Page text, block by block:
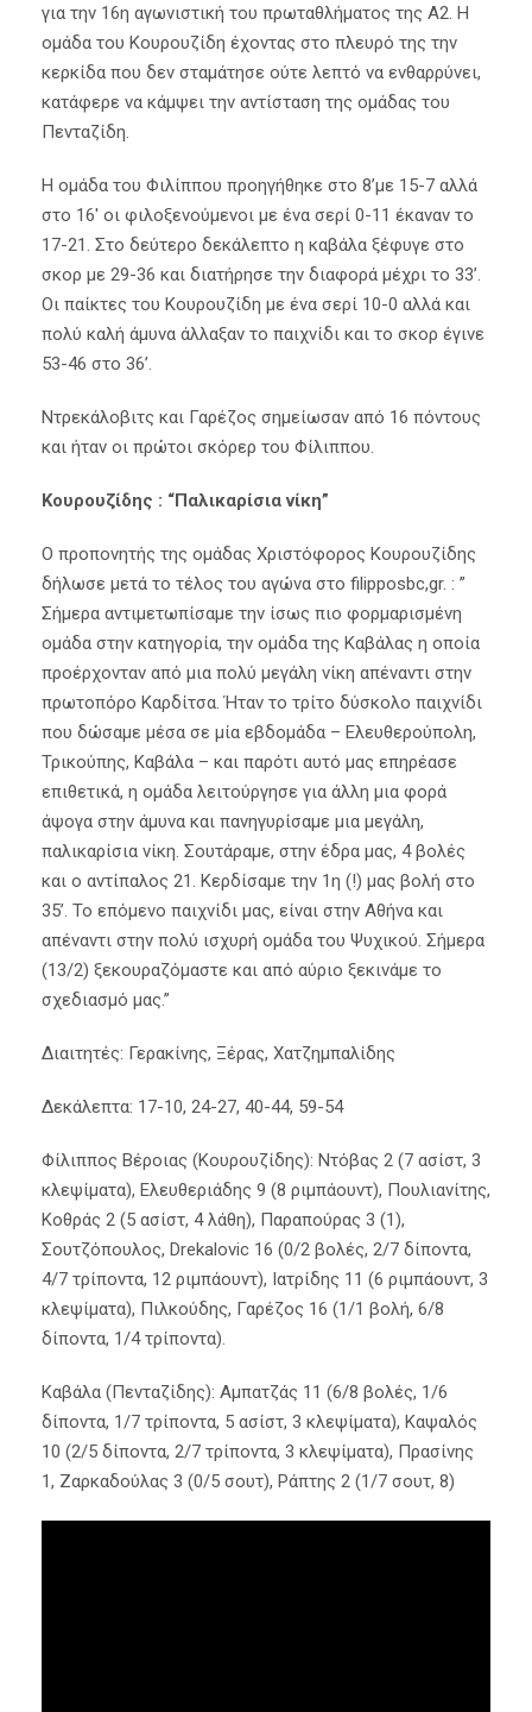
για την 16η αγωνιστική του πρωταθλήματος της Α2. Η
ομάδα του Κουρουζίδη έχοντας στο πλευρό της την
κερκίδα που δεν σταμάτησε ούτε λεπτό να ενθαρρύνει,
κατάφερε να κάμψει την αντίσταση της ομάδας του
Πενταζίδη.
Η ομάδα του Φιλίππου προηγήθηκε στο 8’με 15-7 αλλά
στο 16′ οι φιλοξενούμενοι με ένα σερί 0-11 έκαναν το
17-21. Στο δεύτερο δεκάλεπτο η καβάλα ξέφυγε στο
σκορ με 29-36 και διατήρησε την διαφορά μέχρι το 33’.
Οι παίκτες του Κουρουζίδη με ένα σερί 10-0 αλλά και
πολύ καλή άμυνα άλλαξαν το παιχνίδι και το σκορ έγινε
53-46 στο 36’.
Ντρεκάλοβιτς και Γαρέζος σημείωσαν από 16 πόντους
και ήταν οι πρώτοι σκόρερ του Φίλιππου.
Κουρουζίδης : “Παλικαρίσια νίκη”
Ο προπονητής της ομάδας Χριστόφορος Κουρουζίδης
δήλωσε μετά το τέλος του αγώνα στο filipposbc,gr. : ”
Σήμερα αντιμετωπίσαμε την ίσως πιο φορμαρισμένη
ομάδα στην κατηγορία, την ομάδα της Καβάλας η οποία
προέρχονταν από μια πολύ μεγάλη νίκη απέναντι στην
πρωτοπόρο Καρδίτσα. Ήταν το τρίτο δύσκολο παιχνίδι
που δώσαμε μέσα σε μία εβδομάδα – Ελευθερούπολη,
Τρικούπης, Καβάλα – και παρότι αυτό μας επηρέασε
επιθετικά, η ομάδα λειτούργησε για άλλη μια φορά
άψογα στην άμυνα και πανηγυρίσαμε μια μεγάλη,
παλικαρίσια νίκη. Σουτάραμε, στην έδρα μας, 4 βολές
και ο αντίπαλος 21. Κερδίσαμε την 1η (!) μας βολή στο
35’. Το επόμενο παιχνίδι μας, είναι στην Αθήνα και
απέναντι στην πολύ ισχυρή ομάδα του Ψυχικού. Σήμερα
(13/2) ξεκουραζόμαστε και από αύριο ξεκινάμε το
σχεδιασμό μας.”
Διαιτητές: Γερακίνης, Ξέρας, Χατζημπαλίδης
Δεκάλεπτα: 17-10, 24-27, 40-44, 59-54
Φίλιππος Βέροιας (Κουρουζίδης): Ντόβας 2 (7 ασίστ, 3
κλεψίματα), Ελευθεριάδης 9 (8 ριμπάουντ), Πουλιανίτης,
Κοθράς 2 (5 ασίστ, 4 λάθη), Παραπούρας 3 (1),
Σουτζόπουλος, Drekalovic 16 (0/2 βολές, 2/7 δίποντα,
4/7 τρίποντα, 12 ριμπάουντ), Ιατρίδης 11 (6 ριμπάουντ, 3
κλεψίματα), Πιλκούδης, Γαρέζος 16 (1/1 βολή, 6/8
δίποντα, 1/4 τρίποντα).
Καβάλα (Πενταζίδης): Αμπατζάς 11 (6/8 βολές, 1/6
δίποντα, 1/7 τρίποντα, 5 ασίστ, 3 κλεψίματα), Καψαλός
10 (2/5 δίποντα, 2/7 τρίποντα, 3 κλεψίματα), Πρασίνης
1, Ζαρκαδούλας 3 (0/5 σουτ), Ράπτης 2 (1/7 σουτ, 8)